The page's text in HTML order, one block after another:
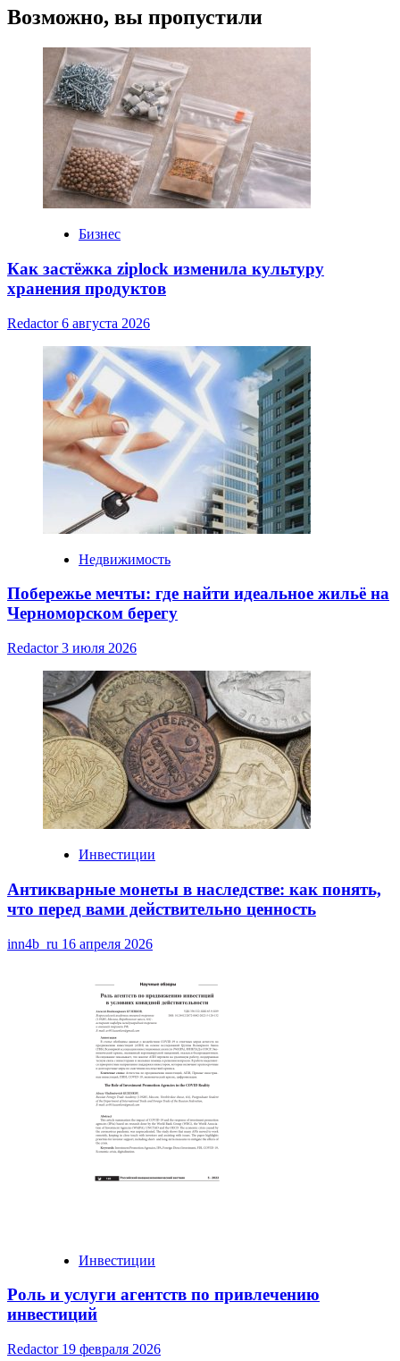
Возможно, вы пропустили
Бизнес
Как застёжка ziplock изменила культуру
хранения продуктов
Redactor6 августа 2026
Недвижимость
Побережье мечты: где найти идеальное жильё на
Черноморском берегу
Redactor3 июля 2026
Инвестиции
Антикварные монеты в наследстве: как понять,
что перед вами действительно ценность
inn4b_ru 16 апреля 2026
Инвестиции
Роль и услуги агентств по привлечению
инвестиций
Redactor 19 февраля 2026